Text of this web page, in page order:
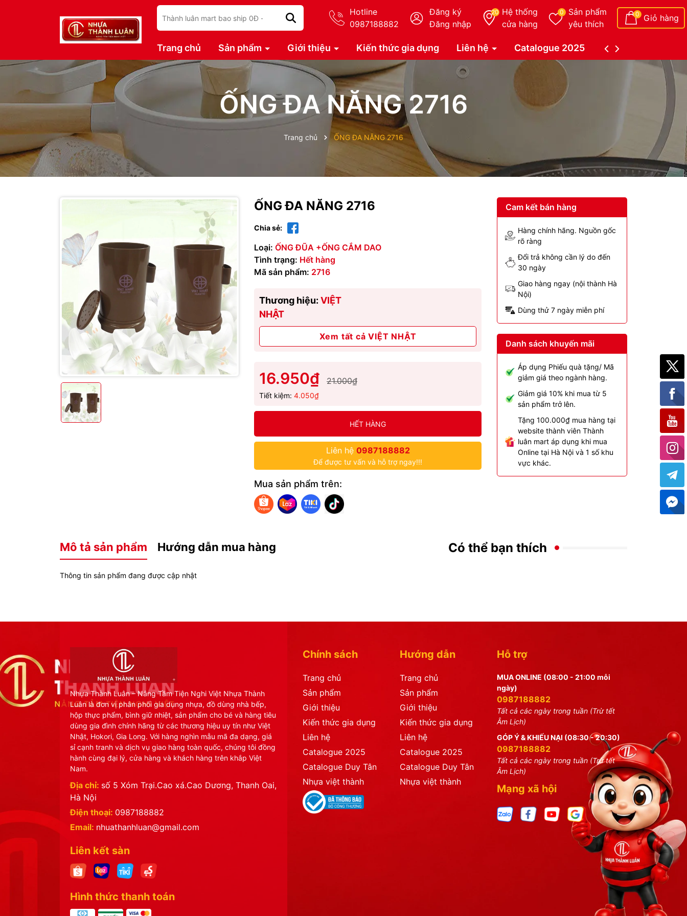
Hotline
0987188882
Đăng ký
Đăng nhập
20 Hệ thống
cửa hàng
0
Sản phẩm
yêu thích
0 Giỏ hàng
Trang chủ Sản phẩm Giới thiệu Kiến thức gia dụng Liên hệ Catalogue 2025 Catalogue Duy Tân
ỐNG ĐA NĂNG 2716
Trang chủ ỐNG ĐA NĂNG 2716
ỐNG ĐA NĂNG 2716
Chia sẻ:
Loại: ỐNG ĐŨA +ỐNG CẮM DAO
Tình trạng: Hết hàng
Mã sản phẩm: 2716
Thương hiệu: VIỆT
NHẬT
Xem tất cả VIỆT NHẬT
16.950₫ 21.000₫
Tiết kiệm: 4.050₫
HẾT HÀNG
Liên hệ 0987188882
Để được tư vấn và hỗ trợ ngay!!!
Mua sản phẩm trên:
Cam kết bán hàng
Hàng chính hãng. Nguồn gốc
rõ ràng
Đổi trả không cần lý do đến
30 ngày
Giao hàng ngay (nội thành Hà
Nội)
Dùng thử 7 ngày miễn phí
Danh sách khuyến mãi
Áp dụng Phiếu quà tặng/ Mã
giảm giá theo ngành hàng.
Giảm giá 10% khi mua từ 5
sản phẩm trở lên.
Tặng 100.000₫ mua hàng tại
website thành viên Thành
luân mart áp dụng khi mua
Online tại Hà Nội và 1 số khu
vực khác.
Mô tả sản phẩm Hướng dẫn mua hàng
Thông tin sản phẩm đang được cập nhật
Có thể bạn thích
Nhựa Thành Luân – Nâng Tầm Tiện Nghi Việt Nhựa Thành
Luân là đơn vị phân phối gia dụng nhựa, đồ dùng nhà bếp,
hộp thực phẩm, bình giữ nhiệt, sản phẩm cho bé và hàng tiêu
dùng gia đình chính hãng từ các thương hiệu uy tín như Việt
Nhật, Hokori, Gia Long. Với hàng nghìn mẫu mã đa dạng, giá
sỉ cạnh tranh và dịch vụ giao hàng toàn quốc, chúng tôi đồng
hành cùng đại lý, cửa hàng và khách hàng trên khắp Việt
Nam.
Địa chỉ: số 5 Xóm Trại.Cao xá.Cao Dương, Thanh Oai,
Hà Nội
Điện thoại: 0987188882
Email: nhuathanhluan@gmail.com
Liên kết sàn
Hình thức thanh toán
Chính sách
Trang chủ
Sản phẩm
Giới thiệu
Kiến thức gia dụng
Liên hệ
Catalogue 2025
Catalogue Duy Tân
Nhựa việt thành
Hướng dẫn
Trang chủ
Sản phẩm
Giới thiệu
Kiến thức gia dụng
Liên hệ
Catalogue 2025
Catalogue Duy Tân
Nhựa việt thành
Hỗ trợ
MUA ONLINE (08:00 - 21:00 mỗi
ngày)
0987188882
Tất cả các ngày trong tuần (Trừ tết
Âm Lịch)
GÓP Ý & KHIẾU NẠI (08:30 - 20:30)
0987188882
Tất cả các ngày trong tuần (Trừ tết
Âm Lịch)
Mạng xã hội